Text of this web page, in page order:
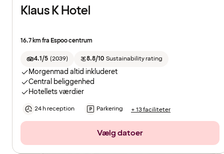
Klaus K Hotel
16.7 km fra Espoo centrum
4.1/5 (2039) 8.8/10 Sustainability rating
Morgenmad altid inkluderet
Central beliggenhed
Hotellets værdier
24 h reception Parkering + 13 faciliteter
Vælg datoer